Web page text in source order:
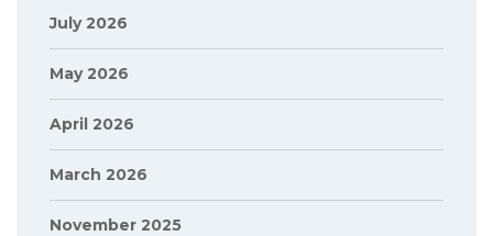
July 2026
May 2026
April 2026
March 2026
November 2025